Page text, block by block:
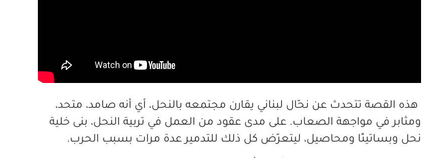
هذه القصة تتحدث عن نحّال لبناني يقارن مجتمعه بالنحل، أي أنه صامد، متحد،
ومثابر في مواجهة الصعاب. على مدى عقود من العمل في تربية النحل، بنى خلية
نحل وبساتينًا ومحاصيل، ليتعرّض كل ذلك للتدمير عدة مرات بسبب الحرب.